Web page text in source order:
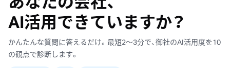
AI活用できていますか？
かんたんな質問に答えるだけ。最短2〜3分で、御社のAI活用度を10
の観点で診断します。